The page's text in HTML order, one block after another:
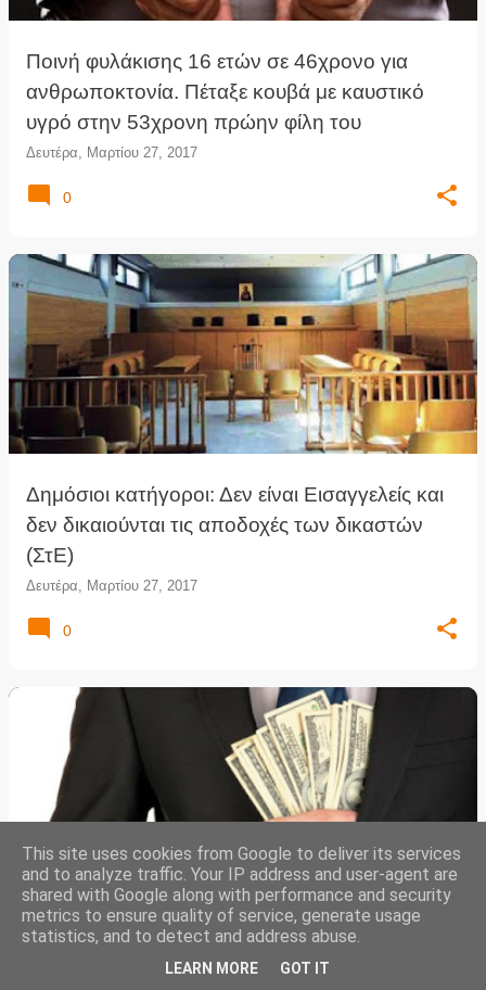
Ποινή φυλάκισης 16 ετών σε 46χρονο για
ανθρωποκτονία. Πέταξε κουβά με καυστικό
υγρό στην 53χρονη πρώην φίλη του
Δευτέρα, Μαρτίου 27, 2017
0
Δημόσιοι κατήγοροι: Δεν είναι Εισαγγελείς και
δεν δικαιούνται τις αποδοχές των δικαστών
(ΣτΕ)
Δευτέρα, Μαρτίου 27, 2017
0
Δικηγορική αμοιβή 3.800.000 λίρες σε ξένη
δικηγορική εταιρία θα καταβάλει το ελληνικό
This site uses cookies from Google to deliver its services
and to analyze traffic. Your IP address and user-agent are
shared with Google along with performance and security
metrics to ensure quality of service, generate usage
statistics, and to detect and address abuse.
LEARN MORE GOT IT